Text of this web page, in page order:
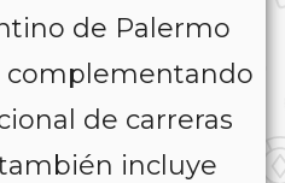
de Palermo
complementando
de carreras
incluye